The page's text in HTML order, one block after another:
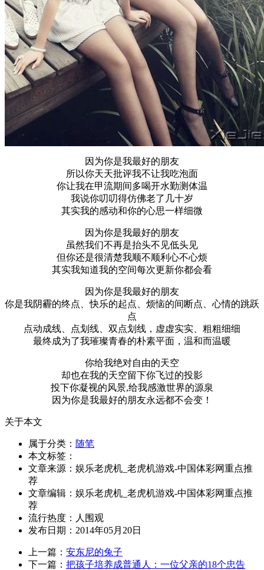
因为你是我最好的朋友
所以你天天批评我不让我吃泡面
你让我在甲流期间多喝开水勤测体温
我说你叨叨得仿佛老了几十岁
其实我的感动和你的心思一样细微
因为你是我最好的朋友
虽然我们不再是抬头不见低头见
但你还是很清楚我顺不顺利心不心烦
其实我知道我的空间每次更新你都会看
因为你是我最好的朋友
你是我阴霾的终点、快乐的起点、烦恼的间断点、心情的跳跃
点
点动成线、点划线、双点划线，虚虚实实、粗粗细细
最终成为了我璀璨青春的朴素平面，温和而温暖
你给我绝对自由的天空
却也在我的天空留下你飞过的投影
投下你凝视的风景,给我感激世界的源泉
因为你是我最好的朋友永远都不会变！
关于本文
属于分类： 随笔
本文标签：
文章来源：娱乐老虎机_老虎机游戏-中国体彩网重点推
荐
文章编辑：娱乐老虎机_老虎机游戏-中国体彩网重点推
荐
流行热度： 人围观
发布日期：2014年05月20日
上一篇： 安东尼的兔子
下一篇： 把孩子培养成普通人：一位父亲的18个忠告